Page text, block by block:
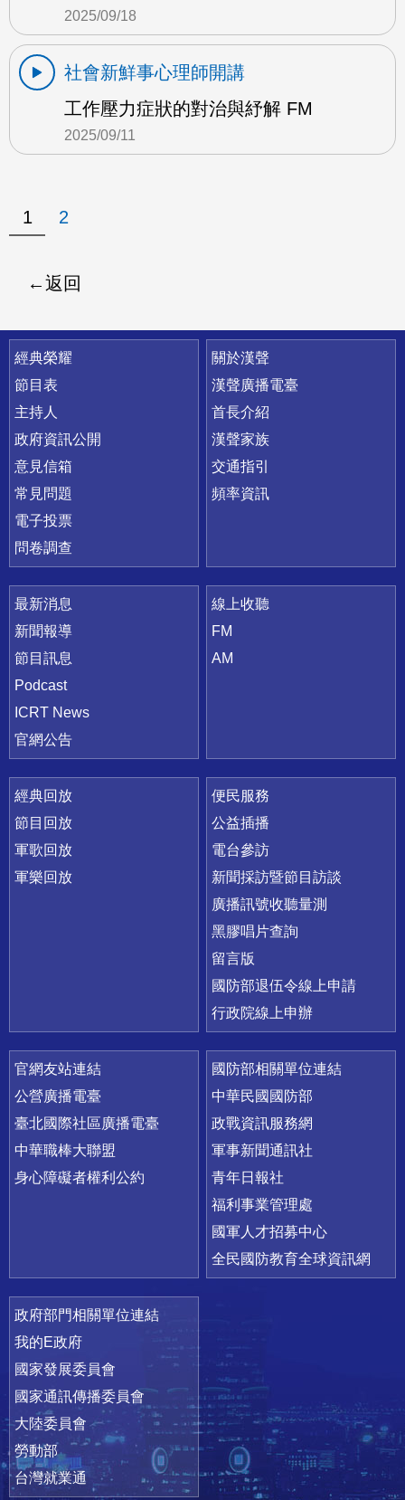
2025/09/18
社會新鮮事心理師開講
工作壓力症狀的對治與紓解 FM
2025/09/11
1 2
返回
快速連結
經典榮耀
節目表
主持人
政府資訊公開
意見信箱
常見問題
電子投票
問卷調查
關於漢聲
漢聲廣播電臺
首長介紹
漢聲家族
交通指引
頻率資訊
最新消息
新聞報導
節目訊息
Podcast
ICRT News
官網公告
線上收聽
FM
AM
經典回放
節目回放
軍歌回放
軍樂回放
便民服務
公益插播
電台參訪
新聞採訪暨節目訪談
廣播訊號收聽量測
黑膠唱片查詢
留言版
國防部退伍令線上申請
行政院線上申辦
官網友站連結
公營廣播電臺
臺北國際社區廣播電臺
中華職棒大聯盟
身心障礙者權利公約
國防部相關單位連結
中華民國國防部
政戰資訊服務網
軍事新聞通訊社
青年日報社
福利事業管理處
國軍人才招募中心
全民國防教育全球資訊網
政府部門相關單位連結
我的E政府
國家發展委員會
國家通訊傳播委員會
大陸委員會
勞動部
台灣就業通